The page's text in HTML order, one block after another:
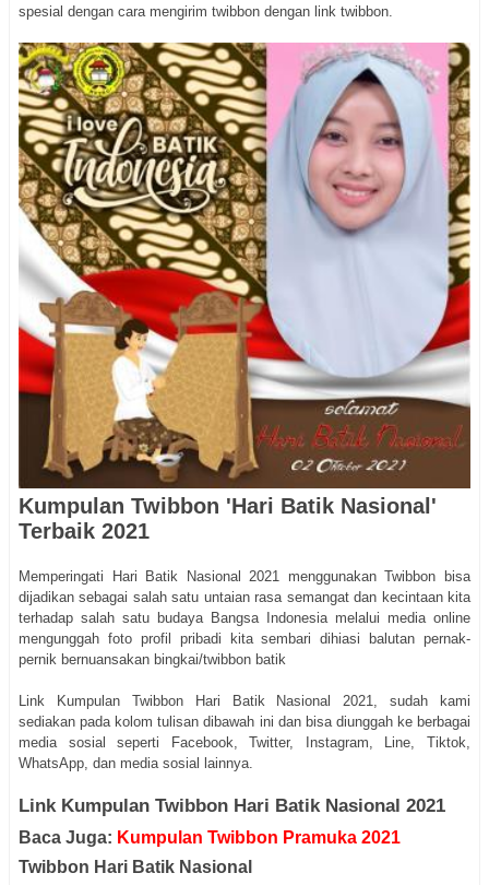
spesial dengan cara mengirim twibbon dengan link twibbon.
Kumpulan Twibbon 'Hari Batik Nasional'
Terbaik 2021
Memperingati Hari Batik Nasional 2021 menggunakan Twibbon bisa
dijadikan sebagai salah satu untaian rasa semangat dan kecintaan kita
terhadap salah satu budaya Bangsa Indonesia melalui media online
mengunggah foto profil pribadi kita sembari dihiasi balutan pernak-
pernik bernuansakan bingkai/twibbon batik
Link Kumpulan Twibbon Hari Batik Nasional 2021, sudah kami
sediakan pada kolom tulisan dibawah ini dan bisa diunggah ke berbagai
media sosial seperti Facebook, Twitter, Instagram, Line, Tiktok,
WhatsApp, dan media sosial lainnya.
Link Kumpulan Twibbon Hari Batik Nasional 2021
Baca Juga: Kumpulan Twibbon Pramuka 2021
Twibbon Hari Batik Nasional